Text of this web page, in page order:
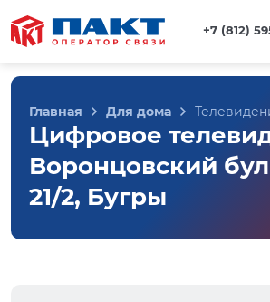
+7 (812)
Главная Для дома
Цифровое
Воронцовский
21/2, Бугры